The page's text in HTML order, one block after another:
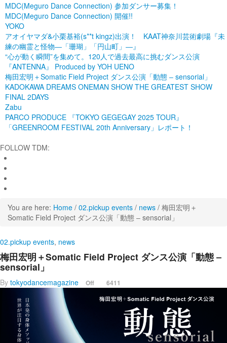
MDC(Meguro Dance Connection) 参加ダンサー募集！
MDC(Meguro Dance Connection) 開催!!
YOKO
アオイヤマダ&小栗基裕(s**t kingz)出演！ KAAT神奈川芸術劇場『未
練の幽霊と怪物―「珊瑚」「円山町」―』
“心が動く瞬間”を集めて。120人で過去最高に挑むダンス公演
『ANTENNA』 Produced by YOH UENO
梅田宏明＋Somatic Field Project ダンス公演「動態 ‒ sensorial」
KADOKAWA DREAMS ONEMAN SHOW THE GREATEST SHOW
FINAL 2DAYS
Zabu
PARCO PRODUCE 『TOKYO GEGEGAY 2025 TOUR』
「GREENROOM FESTIVAL 20th Anniversary」レポート！
FOLLOW TDM:
You are here: Home / 02.pickup events / news / 梅田宏明＋
Somatic Field Project ダンス公演「動態 ‒ sensorial」
02.pickup events, news
梅田宏明＋Somatic Field Project ダンス公演「動態 ‒
sensorial」
By tokyodancemagazine Off 6411